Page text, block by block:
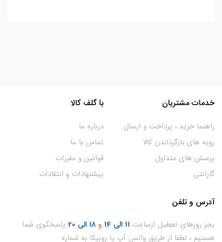
خدمات مشتریان
راهنما خرید ، پرداخت و ارسال
رویه های بازگرداندن کالا
پرسش های متداول
گارانتی
با گلف کالا
درباره ما
تماس با ما
قوانین و مقررات
پیشنهادات و انتقادات
آدرس و تلفن
بجز روزهای تعطیل ازساعت 11 الی 14 و 18 الی 20
پاسخگوی شما
هستیم ، لطفا از طریق واتس آپ یا روبیکا به شماره